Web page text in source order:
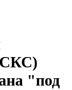
"под